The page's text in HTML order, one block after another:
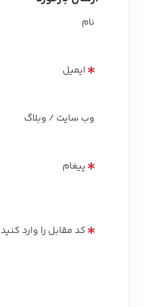
نام
ایمیل
وب سایت / وبلاگ
پیغام
کد مقابل را وارد کنید